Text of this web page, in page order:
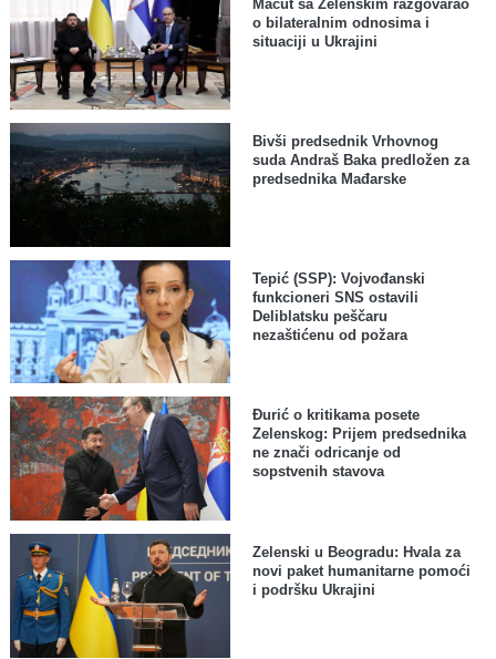
Macut sa Zelenskim razgovarao
o bilateralnim odnosima i
situaciji u Ukrajini
Bivši predsednik Vrhovnog
suda Andraš Baka predložen za
predsednika Mađarske
Tepić (SSP): Vojvođanski
funkcioneri SNS ostavili
Deliblatsku peščaru
nezaštićenu od požara
Đurić o kritikama posete
Zelenskog: Prijem predsednika
ne znači odricanje od
sopstvenih stavova
Zelenski u Beogradu: Hvala za
novi paket humanitarne pomoći
i podršku Ukrajini